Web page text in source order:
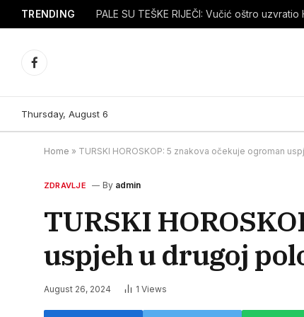
TRENDING PALE SU TEŠKE RIJEČI: Vučić oštro
Facebook
Thursday, August 6
Home » TURSKI HOROSKOP: 5 znakova očekuje ogroman
ZDRAVLJE By admin
TURSKI
uspjeh u drugoj
August 26, 2024 1 Views